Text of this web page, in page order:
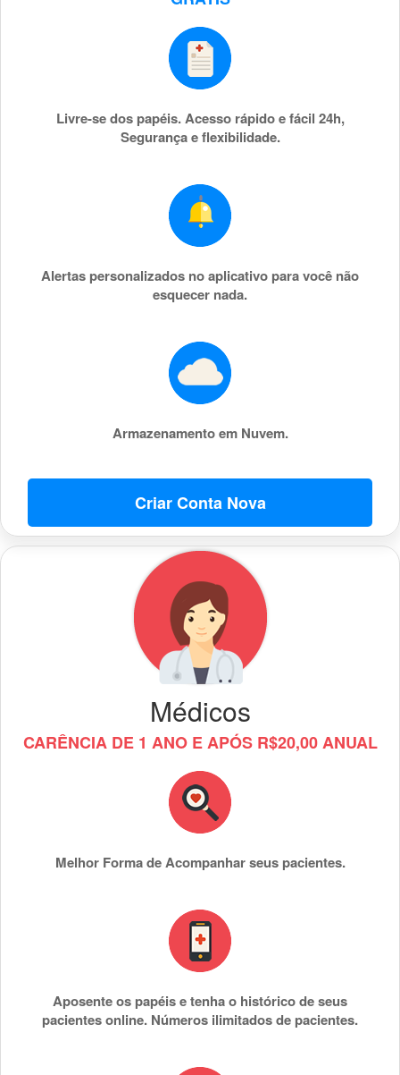
Livre-se dos papéis. Acesso rápido e fácil 24h,
Segurança e flexibilidade.
Alertas personalizados no aplicativo para você não
esquecer nada.
Armazenamento em Nuvem.
Criar Conta Nova
Médicos
CARÊNCIA DE 1 ANO E APÓS R$20,00 ANUAL
Melhor Forma de Acompanhar seus pacientes.
Aposente os papéis e tenha o histórico de seus
pacientes online. Números ilimitados de pacientes.